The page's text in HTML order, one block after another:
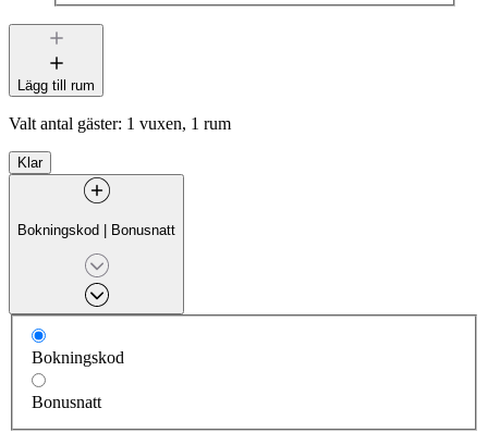
Lägg till rum
Valt antal gäster: 1 vuxen, 1 rum
Klar
Bokningskod | Bonusnatt
Bokningskod
Bonusnatt